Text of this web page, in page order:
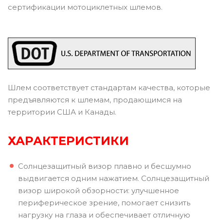
сертификации мотоциклетных шлемов.
Шлем соответствует стандартам качества, которые
предъявляются к шлемам, продающимся на
территории США и Канады.
ХАРАКТЕРИСТИКИ
Солнцезащитный визор плавно и бесшумно
выдвигается одним нажатием. Солнцезащитный
визор широкой обзорности: улучшенное
периферическое зрение, помогает снизить
нагрузку на глаза и обеспечивает отличную